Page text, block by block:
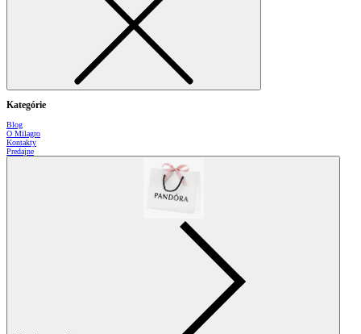
Kategórie
Blog
O Milagro
Kontakty
Predajne